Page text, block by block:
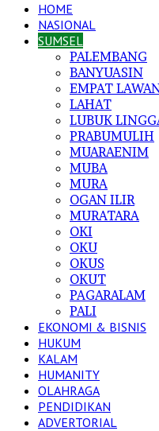
HOME
NASIONAL
SUMSEL
PALEMBANG
BANYUASIN
EMPAT
LAHAT
LUBUK
PRABUMULIH
MUARAENIM
MUBA
MURA
OGAN ILIR
MURATARA
OKI
OKU
OKUS
OKUT
PAGARALAM
PALI
EKONOMI & BISNIS
HUKUM
KALAM
HUMANITY
OLAHRAGA
PENDIDIKAN
ADVERTORIAL